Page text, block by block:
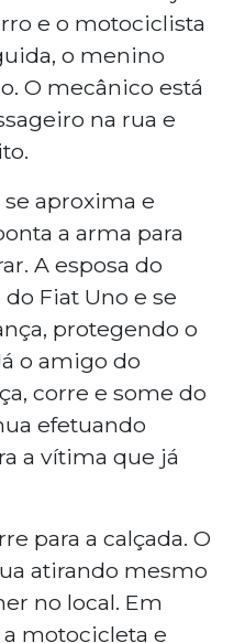
e o motociclista
o menino
O mecânico está
na rua e
aproxima e
a arma para
A esposa do
Fiat Uno e se
protegendo o
o amigo do
corre e some do
efetuando
a vítima que já
para a calçada. O
atirando mesmo
no local. Em
motocicleta e